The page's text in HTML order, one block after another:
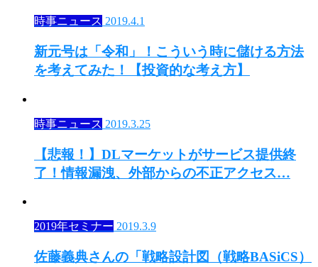
時事ニュース 2019.4.1
新元号は「令和」！こういう時に儲ける方法
を考えてみた！【投資的な考え方】
時事ニュース 2019.3.25
【悲報！】DLマーケットがサービス提供終
了！情報漏洩、外部からの不正アクセス…
2019年セミナー 2019.3.9
佐藤義典さんの「戦略設計図（戦略BASiCS）